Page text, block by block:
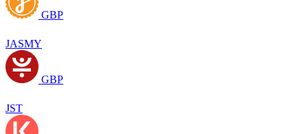
GBP
JASMY
GBP
JST